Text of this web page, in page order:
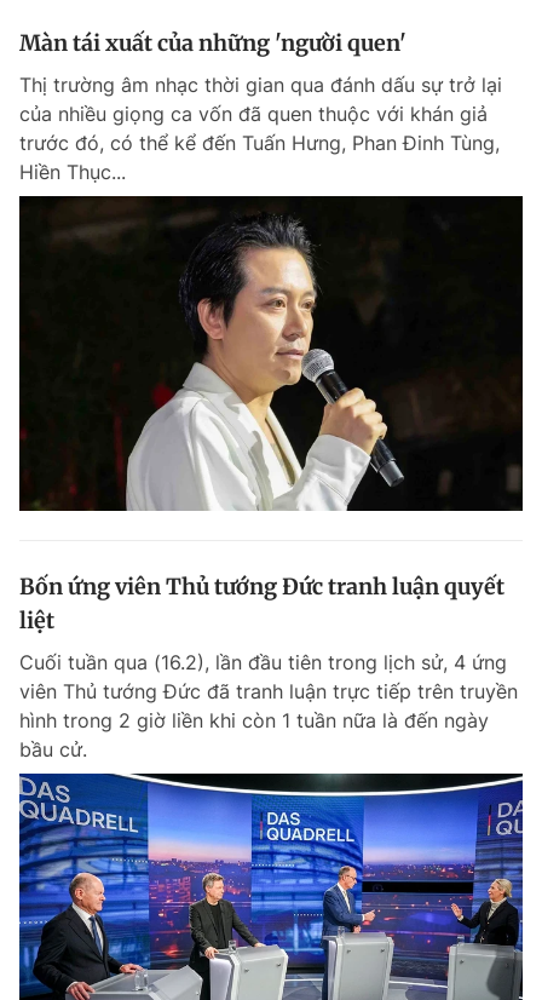
Màn tái xuất của những 'người quen'
Thị trường âm nhạc thời gian qua đánh dấu sự trở lại
của nhiều giọng ca vốn đã quen thuộc với khán giả
trước đó, có thể kể đến Tuấn Hưng, Phan Đinh Tùng,
Hiền Thục...
Bốn ứng viên Thủ tướng Đức tranh luận quyết
liệt
Cuối tuần qua (16.2), lần đầu tiên trong lịch sử, 4 ứng
viên Thủ tướng Đức đã tranh luận trực tiếp trên truyền
hình trong 2 giờ liền khi còn 1 tuần nữa là đến ngày
bầu cử.